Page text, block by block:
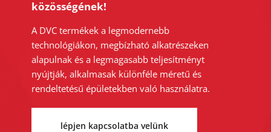
közösségének!
A DVC termékek a legmodernebb
technológiákon, megbízható alkatrészeken
alapulnak és a legmagasabb teljesítményt
nyújtják, alkalmasak különféle méretű és
rendeltetésű épületekben való használatra.
lépjen kapcsolatba velünk